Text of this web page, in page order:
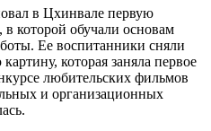
в Цхинвале первую
которой обучали основам
Ее воспитанники сняли
которая заняла первое
любительских фильмов
и организационных